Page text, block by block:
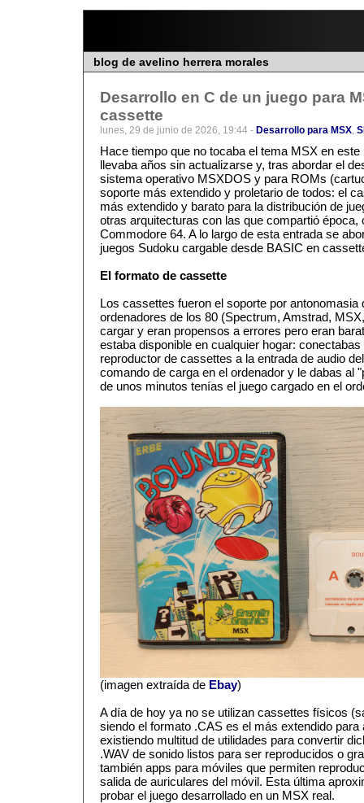
blog de avelino herrera morales
Desarrollo en C de un juego para
cassette
lunes, 29 de junio de 2026, 19:44 - Desarrollo para MSX,
Hace tiempo que no tocaba el tema MSX en
llevaba años sin actualizarse y, tras abordar el
sistema operativo MSXDOS y para ROMs
soporte más extendido y proletario de todos: el
más extendido y barato para la distribución de
otras arquitecturas con las que compartió
Commodore 64. A lo largo de esta entrada se
juegos Sudoku cargable desde BASIC en
El formato de cassette
Los cassettes fueron el soporte por antonomasia
ordenadores de los 80 (Spectrum, Amstrad,
cargar y eran propensos a errores pero eran
estaba disponible en cualquier hogar:
reproductor de cassettes a la entrada de audio
comando de carga en el ordenador y le dabas al
de unos minutos tenías el juego cargado en el
(imagen extraída de Ebay)
A día de hoy ya no se utilizan cassettes físicos
siendo el formato .CAS es el más extendido
existiendo multitud de utilidades para convertir
.WAV de sonido listos para ser reproducidos o
también apps para móviles que permiten
salida de auriculares del móvil. Esta última
probar el juego desarrollado en un MSX real.